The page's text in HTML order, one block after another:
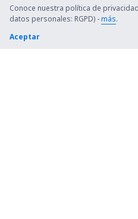
Conoce nuestra política de
datos personales: RGPD) -más.
Aceptar